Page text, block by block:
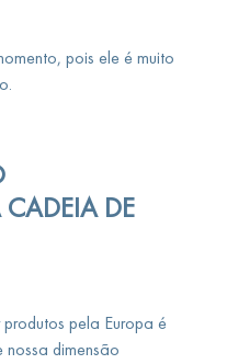
pois ele é muito
DE
pela Europa é
nossa dimensão